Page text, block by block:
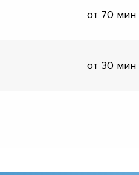
от 70 мин
от 30 мин